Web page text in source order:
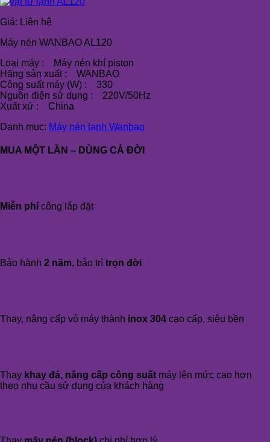
Giá: Liên hệ
Máy nén WANBAO AL120
Loại máy : Máy nén khí piston
Hãng sản xuất : WANBAO
Công suất máy (W) : 330
Nguồn điện sử dụng : 220V/50Hz
Xuất xứ : China
Danh mục: Máy nén lạnh Wanbao
MUA MỘT LẦN – DÙNG CẢ ĐỜI
Miễn phí công lắp đặt
Bảo hành 2 năm, bảo trì trọn đời
Thay, nâng cấp vỏ máy thành inox 304 cao cấp, siêu bền
Thay khay đá, nâng cấp công suất máy lên mức cao hơn
theo nhu cầu sử dụng của khách hàng